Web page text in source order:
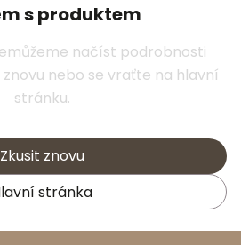
s produktem
načíst podrobnosti
nebo se vraťte na hlavní
stránku.
Zkusit znovu
stránka